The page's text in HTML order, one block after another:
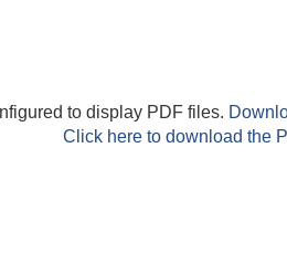
to display PDF files.
Click here to download the